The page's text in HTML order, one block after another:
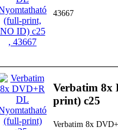
43667
Verbatim 8x
print) c25
Verbatim 8x